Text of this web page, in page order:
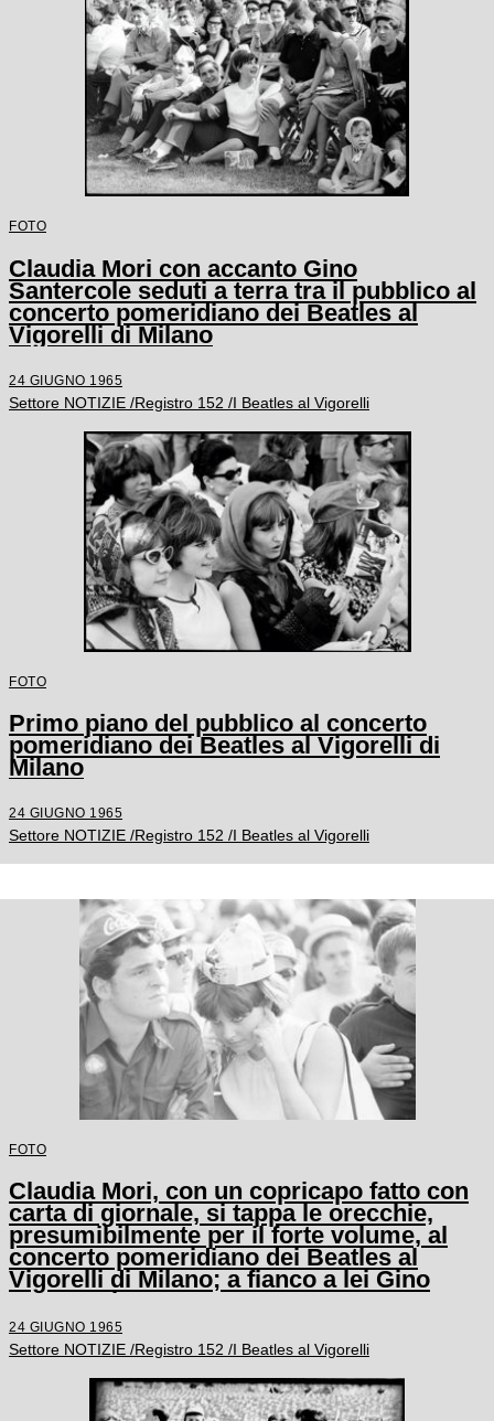
FOTO
Claudia Mori con accanto Gino
Santercole seduti a terra tra il pubblico al
concerto pomeridiano dei Beatles al
Vigorelli di Milano
24 GIUGNO 1965
Settore NOTIZIE /Registro 152 /I Beatles al Vigorelli
FOTO
Primo piano del pubblico al concerto
pomeridiano dei Beatles al Vigorelli di
Milano
24 GIUGNO 1965
Settore NOTIZIE /Registro 152 /I Beatles al Vigorelli
FOTO
Claudia Mori, con un copricapo fatto con
carta di giornale, si tappa le orecchie,
presumibilmente per il forte volume, al
concerto pomeridiano dei Beatles al
Vigorelli di Milano; a fianco a lei Gino
Santercole
24 GIUGNO 1965
Settore NOTIZIE /Registro 152 /I Beatles al Vigorelli